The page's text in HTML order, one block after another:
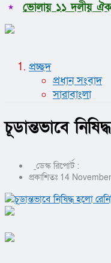
ভোলায় ১১ দলীয়
প্রচ্ছদ
প্রধান সংবাদ
সারাবাংলা
চূডান্তভাবে
ডেস্ক রিপোর্ট :
প্রকাশিতঃ 14